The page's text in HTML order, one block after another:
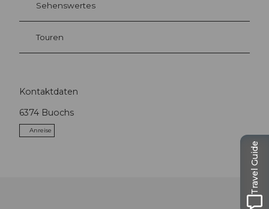
Sehenswertes
Touren
Kontaktdaten
6374 Buochs
Anreise
Travel Guide